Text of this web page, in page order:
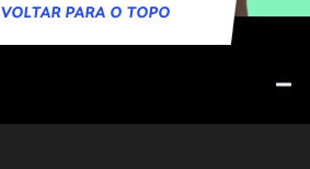
VOLTAR PARA O TOPO